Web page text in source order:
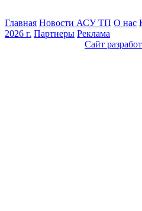
Главная Новости АСУ ТП О нас
2026 г. Партнеры Реклама
Сайт